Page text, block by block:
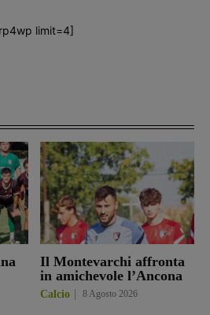
Il Montevarchi affronta
in amichevole l’Ancona
Calcio 8 Agosto 2026
limit=4]